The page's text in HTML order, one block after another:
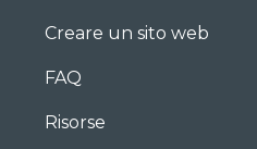
Creare un sito web
FAQ
Risorse